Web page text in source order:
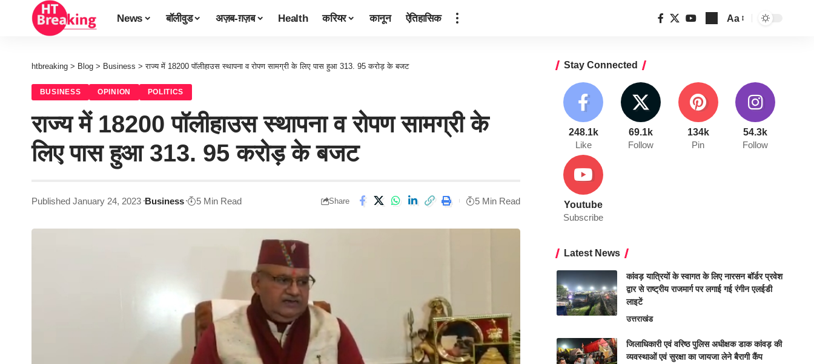
News बॉलीवुड अज़ब-ग़ज़ब Health करियर कानून ऐतिहासिक Aa
htbreaking > Blog > Business >राज्य में 18200 पॉलीहाउस स्थापना व रोपण सामग्री के लिए पास हुआ 313. 95 करोड़ के बजट
BUSINESS OPINION POLITICS
राज्य में 18200 पॉलीहाउस स्थापना व रोपण सामग्री के
लिए पास हुआ 313. 95 करोड़ के बजट
Published January 24, 2023 Business 5 Min Read Share 5 Min Read
Stay Connected
248.1k
Like
69.1k
Follow
134k
Pin
54.3k
Follow
Youtube
Subscribe
Latest News
कांवड़ यात्रियों के स्वागत के लिए नारसन बॉर्डर प्रवेश
द्वार से राष्ट्रीय राजमार्ग पर लगाई गई रंगीन एलईडी
लाइटें
उत्तराखंड
जिलाधिकारी एवं वरिष्ठ पुलिस अधीक्षक डाक कांवड़ की
व्यवस्थाओं एवं सुरक्षा का जायजा लेने बैरागी कैंप